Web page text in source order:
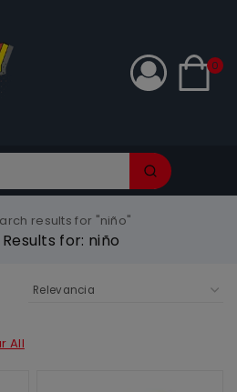
0
results for "niño"
for: niño
All